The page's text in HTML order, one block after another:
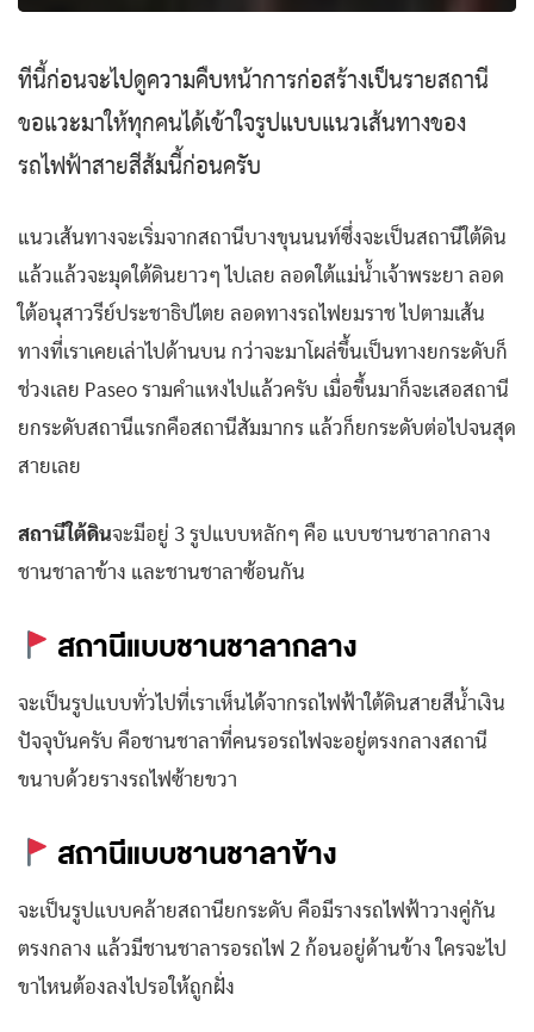
ทีนี้ก่อนจะไปดูความคืบหน้าการก่อสร้างเป็นรายสถานี
ขอแวะมาให้ทุกคนได้เข้าใจรูปแบบแนวเส้นทางของ
รถไฟฟ้าสายสีส้มนี้ก่อนครับ
แนวเส้นทางจะเริ่มจากสถานีบางขุนนนท์ซึ่งจะเป็นสถานีใต้ดิน
แล้วแล้วจะมุดใต้ดินยาวๆ ไปเลย ลอดใต้แม่น้ำเจ้าพระยา ลอด
ใต้อนุสาวรีย์ประชาธิปไตย ลอดทางรถไฟยมราช ไปตามเส้น
ทางที่เราเคยเล่าไปด้านบน กว่าจะมาโผล่ขึ้นเป็นทางยกระดับก็
ช่วงเลย Paseo รามคำแหงไปแล้วครับ เมื่อขึ้นมาก็จะเสอสถานี
ยกระดับสถานีแรกคือสถานีสัมมากร แล้วก็ยกระดับต่อไปจนสุด
สายเลย
สถานีใต้ดินจะมีอยู่ 3 รูปแบบหลักๆ คือ แบบชานชาลากลาง
ชานชาลาข้าง และชานชาลาซ้อนกัน
สถานีแบบชานชาลากลาง
จะเป็นรูปแบบทั่วไปที่เราเห็นได้จากรถไฟฟ้าใต้ดินสายสีน้ำเงิน
ปัจจุบันครับ คือชานชาลาที่คนรอรถไฟจะอยู่ตรงกลางสถานี
ขนาบด้วยรางรถไฟซ้ายขวา
สถานีแบบชานชาลาข้าง
จะเป็นรูปแบบคล้ายสถานียกระดับ คือมีรางรถไฟฟ้าวางคู่กัน
ตรงกลาง แล้วมีชานชาลารอรถไฟ 2 ก้อนอยู่ด้านข้าง ใครจะไป
ขาไหนต้องลงไปรอให้ถูกฝั่ง